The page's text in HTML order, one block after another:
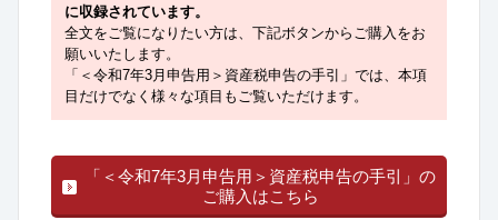
に収録されています。
全文をご覧になりたい方は、下記ボタンからご購入をお
願いいたします。
「＜令和7年3月申告用＞資産税申告の手引」では、本項
目だけでなく様々な項目もご覧いただけます。
「＜令和7年3月申告用＞資産税申告の手引」の
ご購入はこちら